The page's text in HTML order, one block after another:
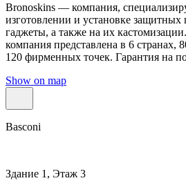
Bronoskins — компания,
изготовлении и установке
гаджеты, а также на их
компания представлена в 6 странах,
120 фирменных точек. Гарантия на
Show on map
Basconi
Здание 1, Этаж 3